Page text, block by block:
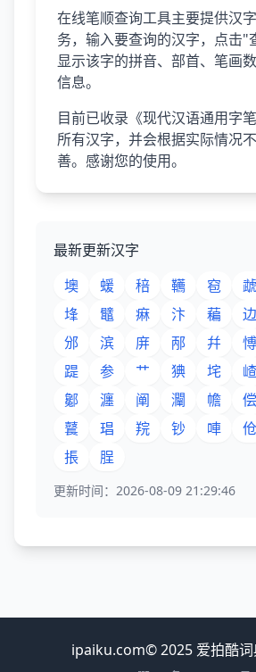
在线笔顺查询工具主要提供汉
务，输入要查询的汉字，点击"
显示该字的拼音、部首、笔画
信息。
目前已收录《现代汉语通用字
所有汉字，并会根据实际情况
善。感谢您的使用。
最新更新汉字
墺
蝯 稖 韉 窇 虣
埄
鼊 痳 汴 藊 边
邠
滨 庰 邴 幷 愽
踶
参 艹 猠 垞 嵖
酁
瀍 阐 灛 幨 偿
鼚
琩 羦 钞 唓 伧
掁
脭
更新时间：2026-08-09 21:29:46
ipaiku.com© 2025 爱拍酷词